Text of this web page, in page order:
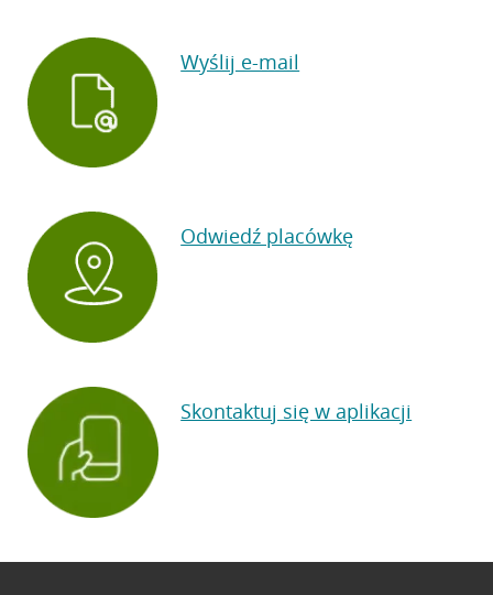
Wyślij e-mail
Odwiedź placówkę
Skontaktuj się w aplikacji